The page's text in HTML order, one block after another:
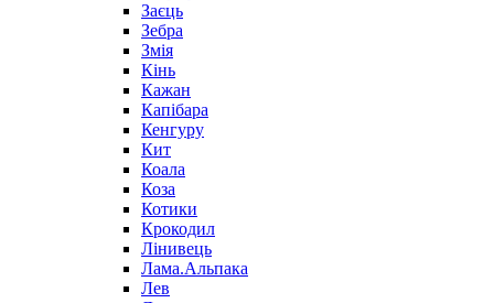
Заєць
Зебра
Змія
Кінь
Кажан
Капібара
Кенгуру
Кит
Коала
Коза
Котики
Крокодил
Лінивець
Лама.Альпака
Лев